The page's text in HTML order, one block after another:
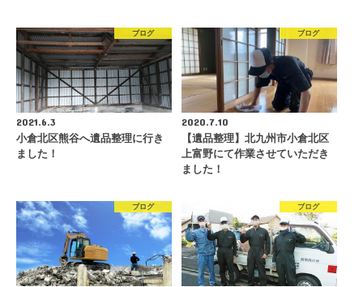
ブログ
2021.6.3
小倉北区熊谷へ遺品整理に行き
ました！
ブログ
2020.7.10
【遺品整理】北九州市小倉北区
上富野にて作業させていただき
ました！
ブログ ブログ